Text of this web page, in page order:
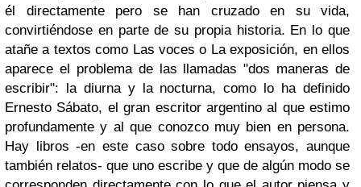
él directamente pero se han cruzado en su vida,
convirtiéndose en parte de su propia historia. En lo que
atañe a textos como Las voces o La exposición, en ellos
aparece el problema de las llamadas "dos maneras de
escribir": la diurna y la nocturna, como lo ha definido
Ernesto Sábato, el gran escritor argentino al que estimo
profundamente y al que conozco muy bien en persona.
Hay libros -en este caso sobre todo ensayos, aunque
también relatos- que uno escribe y que de algún modo se